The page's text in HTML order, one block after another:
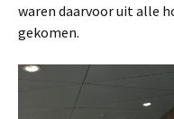
waren daarvoor uit alle
gekomen.